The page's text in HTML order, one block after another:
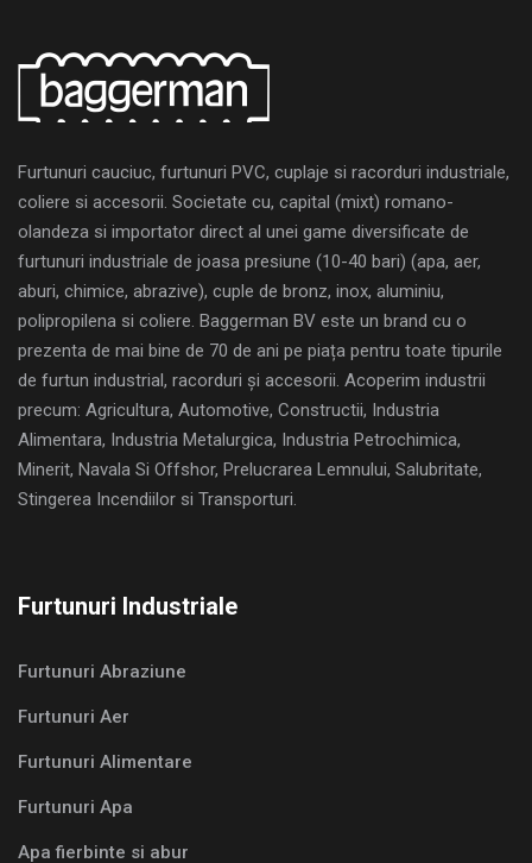
Furtunuri cauciuc, furtunuri PVC, cuplaje si racorduri industriale,
coliere si accesorii. Societate cu, capital (mixt) romano-
olandeza si importator direct al unei game diversificate de
furtunuri industriale de joasa presiune (10-40 bari) (apa, aer,
aburi, chimice, abrazive), cuple de bronz, inox, aluminiu,
polipropilena si coliere. Baggerman BV este un brand cu o
prezenta de mai bine de 70 de ani pe piața pentru toate tipurile
de furtun industrial, racorduri și accesorii. Acoperim industrii
precum: Agricultura, Automotive, Constructii, Industria
Alimentara, Industria Metalurgica, Industria Petrochimica,
Minerit, Navala Si Offshor, Prelucrarea Lemnului, Salubritate,
Stingerea Incendiilor si Transporturi.
Furtunuri Industriale
Furtunuri Abraziune
Furtunuri Aer
Furtunuri Alimentare
Furtunuri Apa
Apa fierbinte si abur